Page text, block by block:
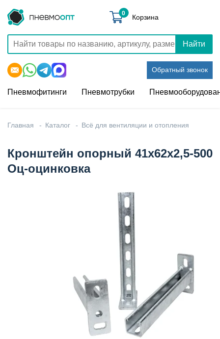
Найти
Обратный звонок
0 Корзина
Пневмофитинги Пневмотрубки
Главная Каталог Всё для вентиляции и отопления
Кронштейн опорный 41x62x2,5-500
Оц-оцинковка